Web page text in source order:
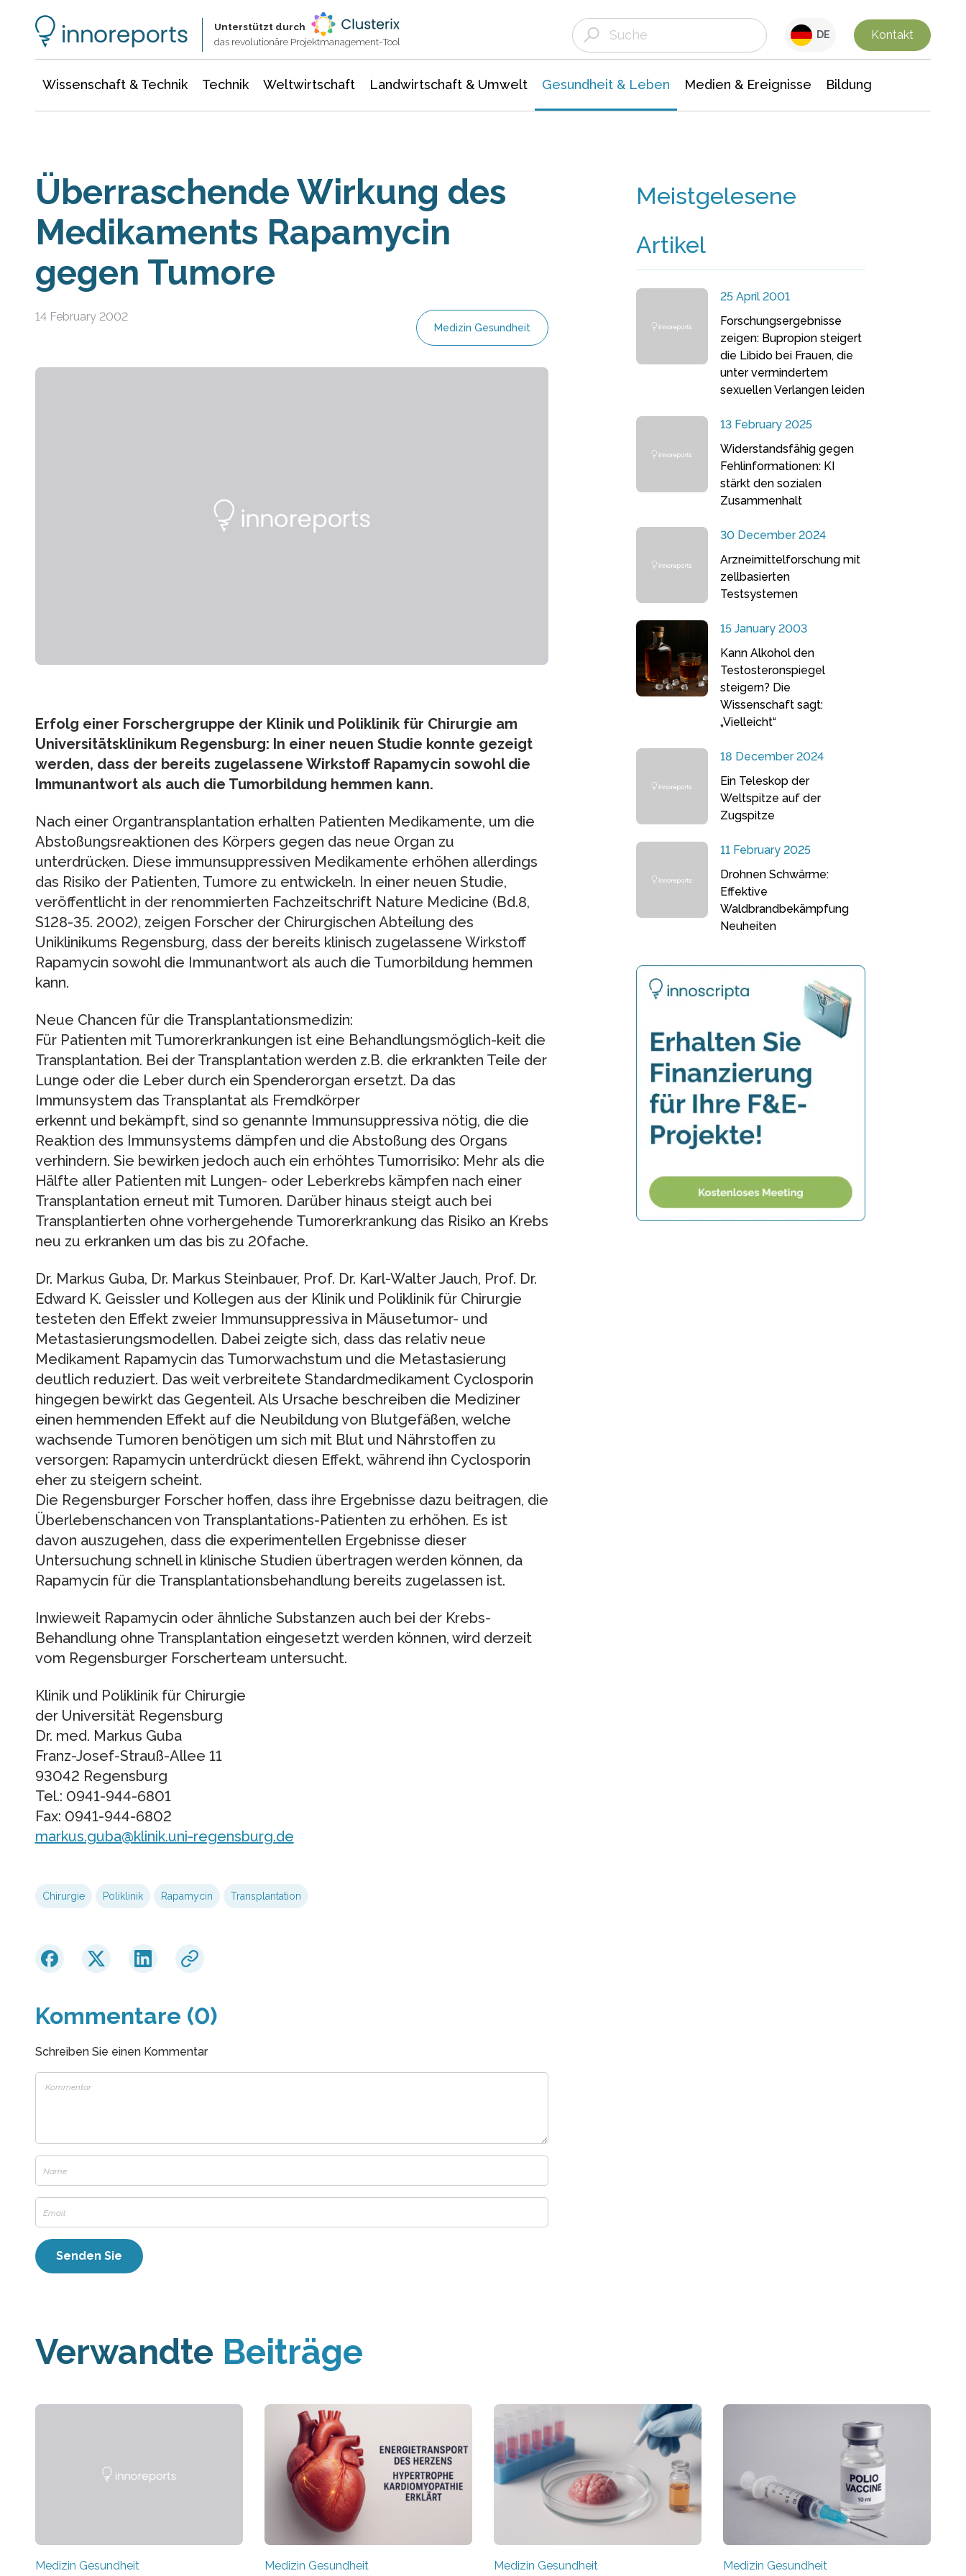
Unterstützt durch
das revolutionäre Projektmanagement-Tool
DE Kontakt
Wissenschaft & Technik Technik Weltwirtschaft Landwirtschaft & Umwelt Gesundheit & Leben Medien & Ereignisse Bildung
Überraschende Wirkung des
Medikaments Rapamycin
gegen Tumore
14 February 2002
Medizin Gesundheit
Erfolg einer Forschergruppe der Klinik und Poliklinik für Chirurgie am
Universitätsklinikum Regensburg: In einer neuen Studie konnte gezeigt
werden, dass der bereits zugelassene Wirkstoff Rapamycin sowohl die
Immunantwort als auch die Tumorbildung hemmen kann.
Nach einer Organtransplantation erhalten Patienten Medikamente, um die
Abstoßungsreaktionen des Körpers gegen das neue Organ zu
unterdrücken. Diese immunsuppressiven Medikamente erhöhen allerdings
das Risiko der Patienten, Tumore zu entwickeln. In einer neuen Studie,
veröffentlicht in der renommierten Fachzeitschrift Nature Medicine (Bd.8,
S128-35. 2002), zeigen Forscher der Chirurgischen Abteilung des
Uniklinikums Regensburg, dass der bereits klinisch zugelassene Wirkstoff
Rapamycin sowohl die Immunantwort als auch die Tumorbildung hemmen
kann.
Neue Chancen für die Transplantationsmedizin:
Für Patienten mit Tumorerkrankungen ist eine Behandlungsmöglich-keit die
Transplantation. Bei der Transplantation werden z.B. die erkrankten Teile der
Lunge oder die Leber durch ein Spenderorgan ersetzt. Da das
Immunsystem das Transplantat als Fremdkörper
erkennt und bekämpft, sind so genannte Immunsuppressiva nötig, die die
Reaktion des Immunsystems dämpfen und die Abstoßung des Organs
verhindern. Sie bewirken jedoch auch ein erhöhtes Tumorrisiko: Mehr als die
Hälfte aller Patienten mit Lungen- oder Leberkrebs kämpfen nach einer
Transplantation erneut mit Tumoren. Darüber hinaus steigt auch bei
Transplantierten ohne vorhergehende Tumorerkrankung das Risiko an Krebs
neu zu erkranken um das bis zu 20fache.
Dr. Markus Guba, Dr. Markus Steinbauer, Prof. Dr. Karl-Walter Jauch, Prof. Dr.
Edward K. Geissler und Kollegen aus der Klinik und Poliklinik für Chirurgie
testeten den Effekt zweier Immunsuppressiva in Mäusetumor- und
Metastasierungsmodellen. Dabei zeigte sich, dass das relativ neue
Medikament Rapamycin das Tumorwachstum und die Metastasierung
deutlich reduziert. Das weit verbreitete Standardmedikament Cyclosporin
hingegen bewirkt das Gegenteil. Als Ursache beschreiben die Mediziner
einen hemmenden Effekt auf die Neubildung von Blutgefäßen, welche
wachsende Tumoren benötigen um sich mit Blut und Nährstoffen zu
versorgen: Rapamycin unterdrückt diesen Effekt, während ihn Cyclosporin
eher zu steigern scheint.
Die Regensburger Forscher hoffen, dass ihre Ergebnisse dazu beitragen, die
Überlebenschancen von Transplantations-Patienten zu erhöhen. Es ist
davon auszugehen, dass die experimentellen Ergebnisse dieser
Untersuchung schnell in klinische Studien übertragen werden können, da
Rapamycin für die Transplantationsbehandlung bereits zugelassen ist.
Inwieweit Rapamycin oder ähnliche Substanzen auch bei der Krebs-
Behandlung ohne Transplantation eingesetzt werden können, wird derzeit
vom Regensburger Forscherteam untersucht.
Klinik und Poliklinik für Chirurgie
der Universität Regensburg
Dr. med. Markus Guba
Franz-Josef-Strauß-Allee 11
93042 Regensburg
Tel.: 0941-944-6801
Fax: 0941-944-6802
markus.guba@klinik.uni-regensburg.de
Chirurgie Poliklinik Rapamycin Transplantation
Kommentare (0)
Schreiben Sie einen Kommentar
Meistgelesene
Artikel
25 April 2001
Forschungsergebnisse
zeigen: Bupropion steigert
die Libido bei Frauen, die
unter vermindertem
sexuellen Verlangen leiden
13 February 2025
Widerstandsfähig gegen
Fehlinformationen: KI
stärkt den sozialen
Zusammenhalt
30 December 2024
Arzneimittelforschung mit
zellbasierten
Testsystemen
15 January 2003
Kann Alkohol den
Testosteronspiegel
steigern? Die
Wissenschaft sagt:
„Vielleicht“
18 December 2024
Ein Teleskop der
Weltspitze auf der
Zugspitze
11 February 2025
Drohnen Schwärme:
Effektive
Waldbrandbekämpfung
Neuheiten
Verwandte Beiträge
Medizin Gesundheit Medizin Gesundheit Medizin Gesundheit Medizin Gesundheit